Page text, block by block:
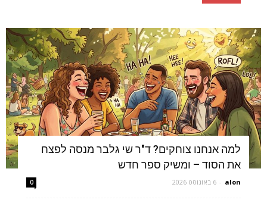
למה אנחנו צוחקים? ד"ר שי גלבר מנסה לפצח
את הסוד – ומשיק ספר חדש
alon
- 6 באוגוסט 2026 0